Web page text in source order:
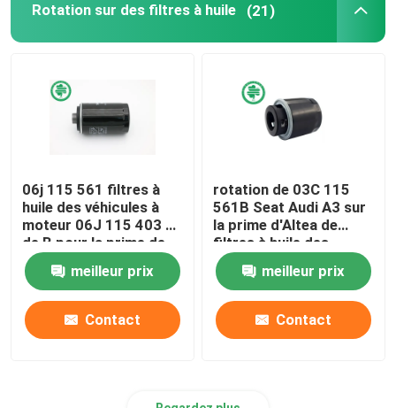
Filtres de matériel de construction
Filtre de tracteur de pelouse
Filtres de moto
Rotation sur des filtres à huile (21)
06j 115 561 filtres à
huile des véhicules à
moteur 06J 115 403 C
de B pour la prime de
VW d'AUDI des
véhicules à moteur
meilleur prix
Contact
rotation de 03C 115
561B Seat Audi A3 sur
la prime d'Altea de
filtres à huile des
véhicules à moteur
pour le métal
endommagé
meilleur prix
Contact